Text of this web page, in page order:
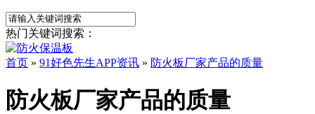
热门关键词搜索：
首页 » 91好色先生APP资讯 » 防火板厂家产品的质量
防火板厂家产品的质量